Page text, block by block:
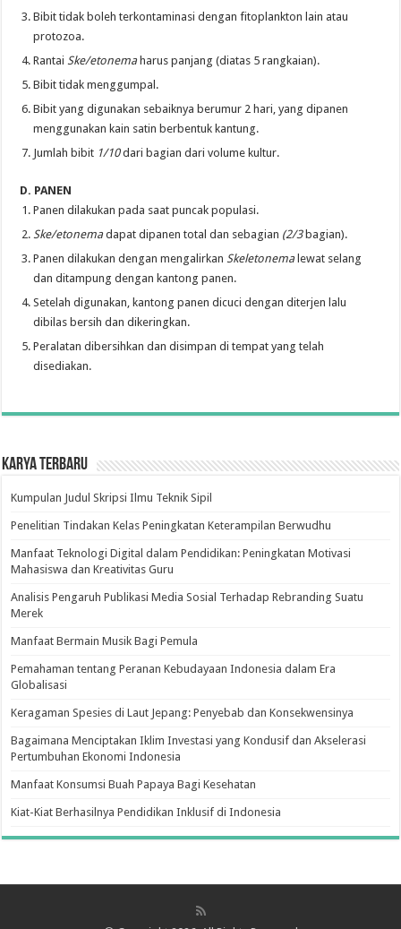
Bibit tidak boleh terkontaminasi dengan fitoplankton lain atau
protozoa.
RantaiSke/etonema harus panjang (diatas 5 rangkaian).
Bibit tidak menggumpal.
Bibit yang digunakan sebaiknya berumur 2 hari, yang dipanen
menggunakan kain satin berbentuk kantung.
Jumlah bibit 1/10dari bagian dari volume kultur.
D. PANEN
Panen dilakukan pada saat puncak populasi.
Ske/etonemadapat dipanen total dan sebagian (2/3 bagian).
Panen dilakukan dengan mengalirkanSkeletonema lewat selang
dan ditampung dengan kantong panen.
Setelah digunakan, kantong panen dicuci dengan diterjen lalu
dibilas bersih dan dikeringkan.
Peralatan dibersihkan dan disimpan di tempat yang telah
disediakan.
Karya Terbaru
Kumpulan Judul Skripsi Ilmu Teknik Sipil
Penelitian Tindakan Kelas Peningkatan Keterampilan Berwudhu
Manfaat Teknologi Digital dalam Pendidikan: Peningkatan Motivasi
Mahasiswa dan Kreativitas Guru
Analisis Pengaruh Publikasi Media Sosial Terhadap Rebranding Suatu
Merek
Manfaat Bermain Musik Bagi Pemula
Pemahaman tentang Peranan Kebudayaan Indonesia dalam Era
Globalisasi
Keragaman Spesies di Laut Jepang: Penyebab dan Konsekwensinya
Bagaimana Menciptakan Iklim Investasi yang Kondusif dan Akselerasi
Pertumbuhan Ekonomi Indonesia
Manfaat Konsumsi Buah Papaya Bagi Kesehatan
Kiat-Kiat Berhasilnya Pendidikan Inklusif di Indonesia